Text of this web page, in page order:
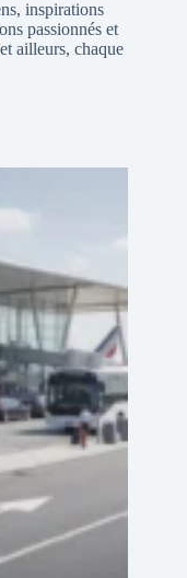
inspirations
passionnés et
ailleurs, chaque